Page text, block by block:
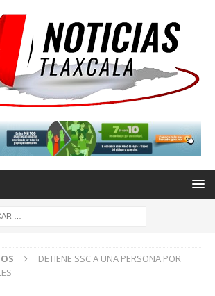
DETIENE SSC A UNA PERSONA POR